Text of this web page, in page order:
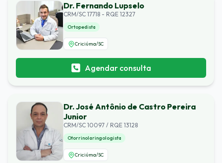
Dr. Fernando Lupselo
CRM/SC 17718 - RQE 12327
Ortopedista
Criciúma/SC
Agendar consulta
Dr. José Antônio de Castro Pereira
Junior
CRM/SC 10097 / RQE 13128
Otorrinolaringologista
Criciúma/SC